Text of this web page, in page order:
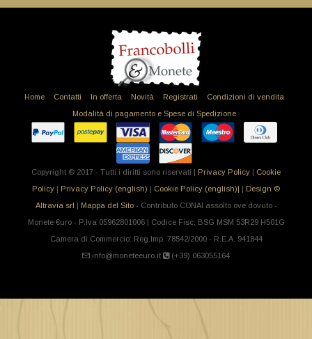
Home Contatti In offerta Novità Registrati
Condizioni di vendita
Modalità di pagamento e Spese di Spedizione
Copyright © 2017 - Tutti i diritti sono riservati | Privacy Policy | Cookie
Policy | Privacy Policy (english) | Cookie Policy (english)| | Design ©
Altravia srl | Mappa del Sito- Contributo CONAI assolto ove dovuto -
Monete €uro - P.Iva 05962801006 | Codice Fisc: BSG MSM 53R29 H501G
Camera di Commercio: Reg.Imp. 78542/2000 - R.E.A. 941844
info@moneteeuro.it
(+39).063055164